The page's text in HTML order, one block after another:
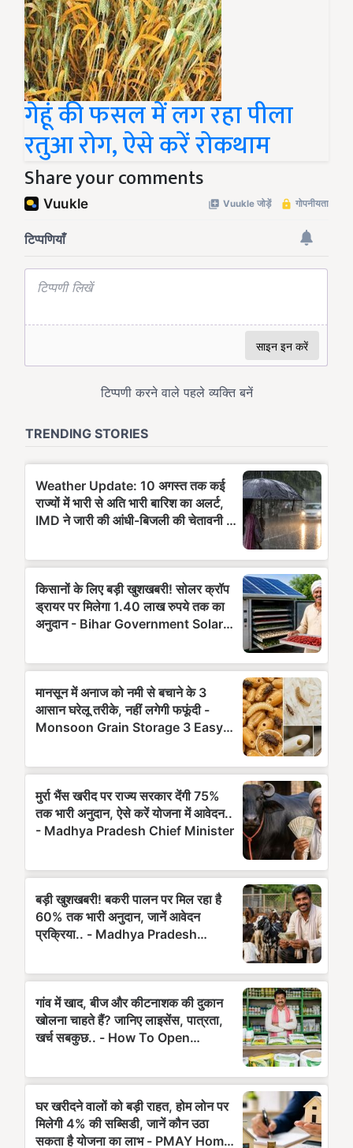
गेहूं की फसल में लग रहा पीला
रतुआ रोग, ऐसे करें रोकथाम
Share your comments